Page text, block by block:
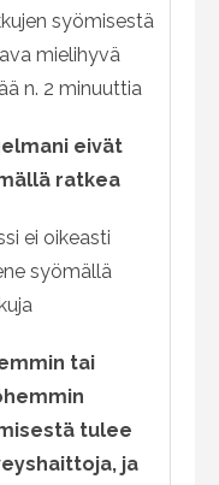
syömisestä
mielihyvä
n. 2 minuuttia
eivät
ratkea
ei oikeasti
syömällä
tai
tulee
ja